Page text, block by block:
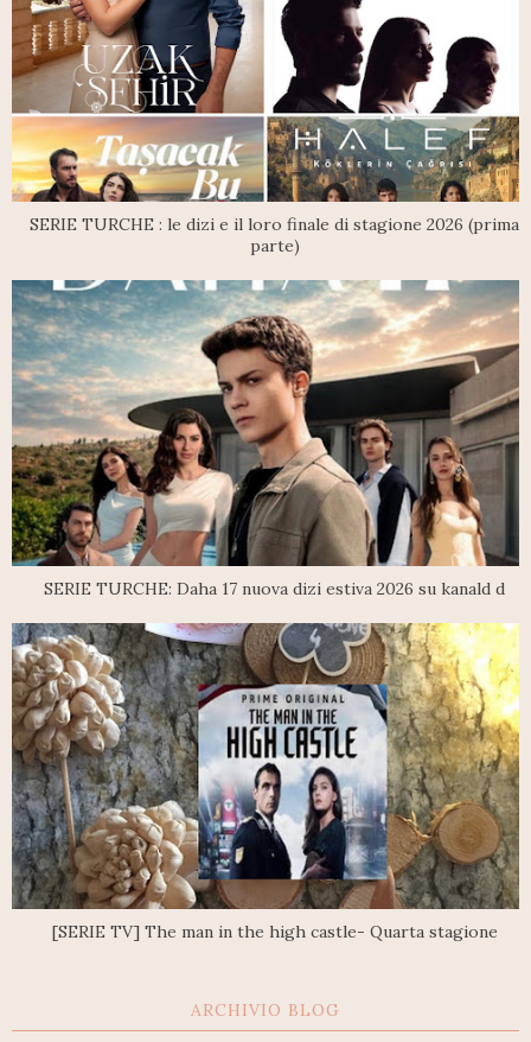
SERIE TURCHE : le dizi e il loro finale di stagione 2026 (prima
parte)
SERIE TURCHE: Daha 17 nuova dizi estiva 2026 su kanald d
[SERIE TV] The man in the high castle- Quarta stagione
ARCHIVIO BLOG